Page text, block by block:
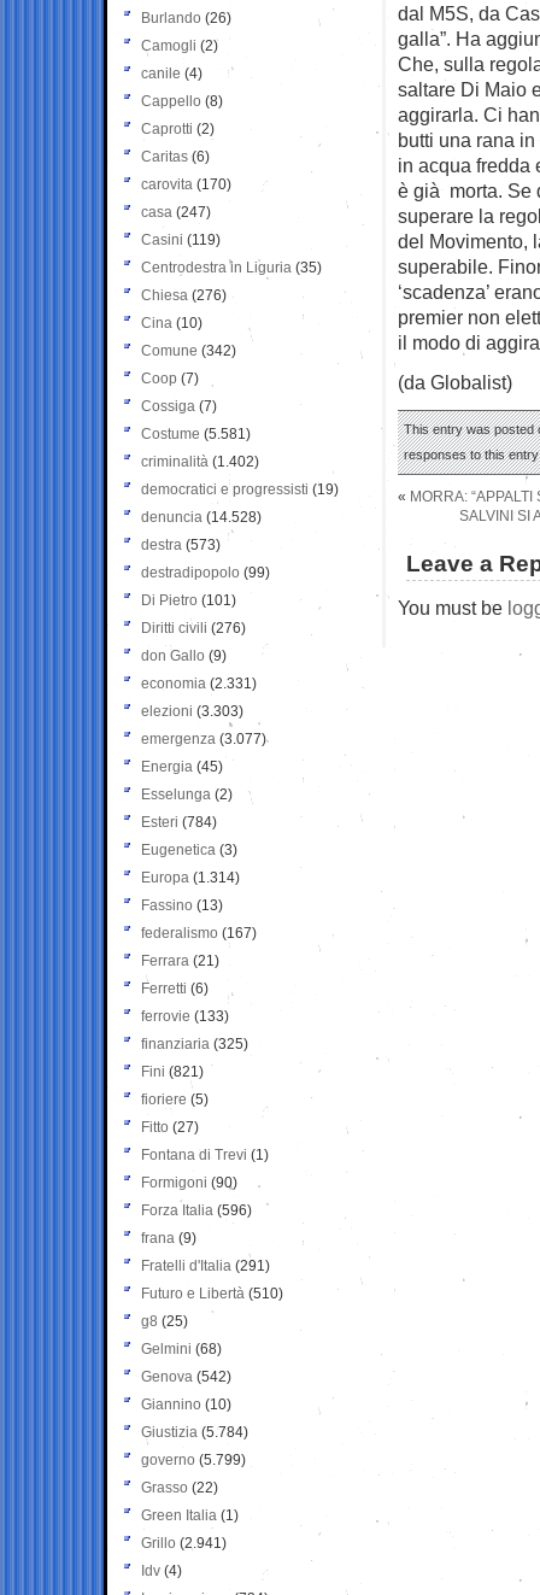
dal M5S, da
galla”. Ha
Che, sulla
saltare Di Maio
aggirarla. Ci
butti una rana
in acqua fredda
è già morta. Se
superare la
del Movimento,
superabile.
‘scadenza’
premier non
il modo di
(da Globalist)
This entry was posted
responses to this
« MORRA:
SALVINI SI
Leave a
You must be
Burlando (26)
Camogli (2)
canile (4)
Cappello (8)
Caprotti (2)
Caritas (6)
carovita (170)
casa (247)
Casini (119)
Centrodestra in Liguria (35)
Chiesa (276)
Cina (10)
Comune (342)
Coop (7)
Cossiga (7)
Costume (5.581)
criminalità (1.402)
democratici e progressisti (19)
denuncia (14.528)
destra (573)
destradipopolo (99)
Di Pietro (101)
Diritti civili (276)
don Gallo (9)
economia (2.331)
elezioni (3.303)
emergenza (3.077)
Energia (45)
Esselunga (2)
Esteri (784)
Eugenetica (3)
Europa (1.314)
Fassino (13)
federalismo (167)
Ferrara (21)
Ferretti (6)
ferrovie (133)
finanziaria (325)
Fini (821)
fioriere (5)
Fitto (27)
Fontana di Trevi (1)
Formigoni (90)
Forza Italia (596)
frana (9)
Fratelli d'Italia (291)
Futuro e Libertà (510)
g8 (25)
Gelmini (68)
Genova (542)
Giannino (10)
Giustizia (5.784)
governo (5.799)
Grasso (22)
Green Italia (1)
Grillo (2.941)
Idv (4)